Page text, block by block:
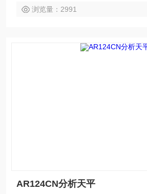
浏览量：2991
AR124CN分析天平